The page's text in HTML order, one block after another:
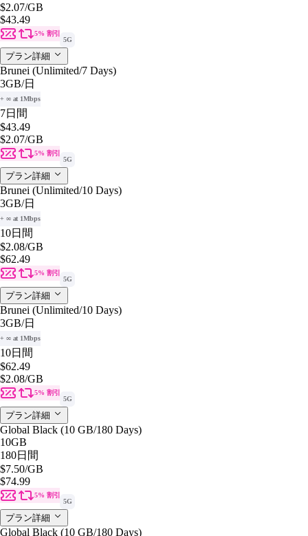
$2.07/GB
$43.49
5% 割引
5G
プラン詳細
Brunei (Unlimited/7 Days)
3GB/日
+ ∞ at 1Mbps
7日間
$43.49
$2.07/GB
5% 割引
5G
プラン詳細
Brunei (Unlimited/10 Days)
3GB/日
+ ∞ at 1Mbps
10日間
$2.08/GB
$62.49
5% 割引
5G
プラン詳細
Brunei (Unlimited/10 Days)
3GB/日
+ ∞ at 1Mbps
10日間
$62.49
$2.08/GB
5% 割引
5G
プラン詳細
Global Black (10 GB/180 Days)
10GB
180日間
$7.50/GB
$74.99
5% 割引
5G
プラン詳細
Global Black (10 GB/180 Days)